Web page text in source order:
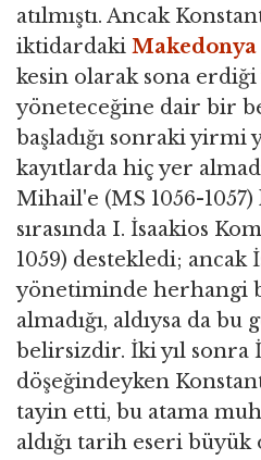
atılmıştı. Ancak
iktidardaki Makedonya
kesin olarak sona
yöneteceğine dair bir
başladığı sonraki yirmi
kayıtlarda hiç yer
Mihail'e (MS 1056-1057)
sırasında I. İsaakios
1059) destekledi; ancak
yönetiminde herhangi
almadığı, aldıysa da
belirsizdir. İki yıl sonra
döşeğindeyken
tayin etti, bu atama
aldığı tarih eseri büyük